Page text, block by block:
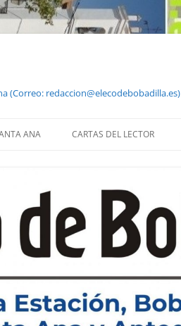
(Correo: redaccion@elecodebobadilla.es)
ANA CARTAS DEL LECTOR